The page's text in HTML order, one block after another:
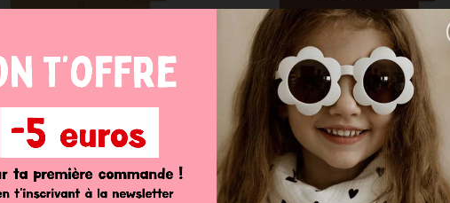
Mini album photo
35,00 €